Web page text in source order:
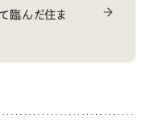
て臨んだ住ま